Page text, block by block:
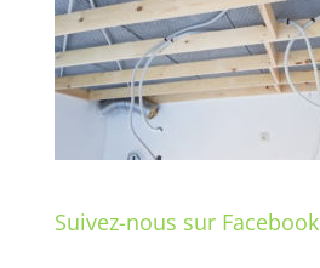
Suivez-nous sur Facebook